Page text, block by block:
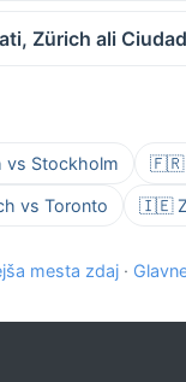
Zürich ali
Stockholm 🇫🇷
vs Toronto 🇮🇪
mesta zdaj ·